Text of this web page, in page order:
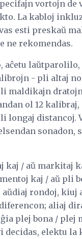
vortojn de
La kabloj
esti preskaŭ
ne rekomendas.
aĉetu laŭtparolilo,
- pli altaj
maldikajn
ol 12 kalibraj,
longaj distancoj.
sonadon,
kaj / aŭ markitaj
kaj / aŭ pli
aŭdiaj rondoj, kiuj
aliaj
plej bona / plej
decidas, elektu la